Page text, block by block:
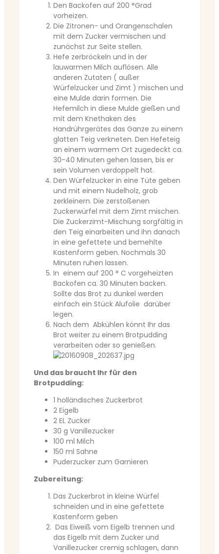
Den Backofen auf 200 °Grad
vorheizen.
Die Zitronen- und Orangenschalen
mit dem Zucker vermischen und
zunächst zur Seite stellen.
Hefe zerbröckeln und in der
lauwarmen Milch auflösen. Alle
anderen Zutaten ( außer
Würfelzucker und Zimt ) mischen und
eine Mulde darin formen. Die
Hefemilch in diese Mulde gießen und
mit dem Knethaken des
Handrührgerätes das Ganze zu einem
glatten Teig verkneten. Den Hefeteig
an einem warmem Ort zugedeckt ca.
30-40 Minuten gehen lassen, bis er
sein Volumen verdoppelt hat.
Den Würfelzucker in eine Tüte geben
und mit einem Nudelholz, grob
zerkleinern. Die zerstoßenen
Zuckerwürfel mit dem Zimt mischen.
Die Zuckerzimt-Mischung sorgfältig in
den Teig einarbeiten und ihn danach
in eine gefettete und bemehlte
Kastenform geben. Nochmals 30
Minuten ruhen lassen.
In einem auf 200 ° C vorgeheizten
Backofen ca. 30 Minuten backen.
Sollte das Brot zu dunkel werden
einfach ein Stück Alufolie darüber
legen.
Nach dem Abkühlen könnt Ihr das
Brot weiter zu einem Brotpudding
verarbeiten oder so genießen.
Und das braucht Ihr für den
Brotpudding:
1 holländisches Zuckerbrot
2 Eigelb
2 EL Zucker
30 g Vanillezucker
100 ml Milch
150 ml Sahne
Puderzucker zum Garnieren
Zubereitung:
Das Zuckerbrot in kleine Würfel
schneiden und in eine gefettete
Kastenform geben
Das Eiweiß vom Eigelb trennen und
das Eigelb mit dem Zucker und
Vanillezucker cremig schlagen, dann